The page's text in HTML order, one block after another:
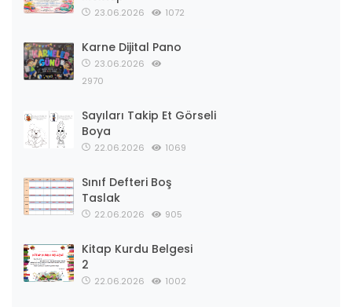
23.06.2026 1072
Karne Dijital Pano
23.06.2026
2970
Sayıları Takip Et Görseli
Boya
22.06.2026 1069
Sınıf Defteri Boş
Taslak
22.06.2026 905
Kitap Kurdu Belgesi
2
22.06.2026 1002